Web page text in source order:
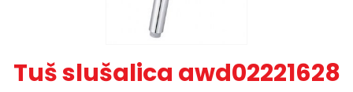
Tuš slušalica awd02221628